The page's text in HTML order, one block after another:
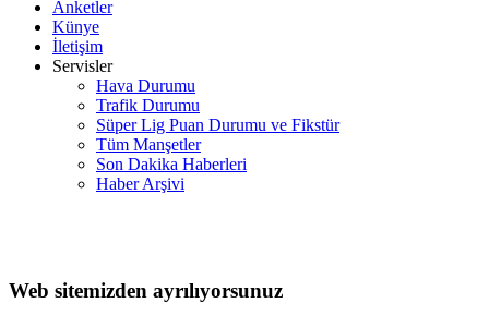
Anketler
Künye
İletişim
Servisler
Hava Durumu
Trafik Durumu
Süper Lig Puan Durumu ve Fikstür
Tüm Manşetler
Son Dakika Haberleri
Haber Arşivi
Web sitemizden ayrılıyorsunuz